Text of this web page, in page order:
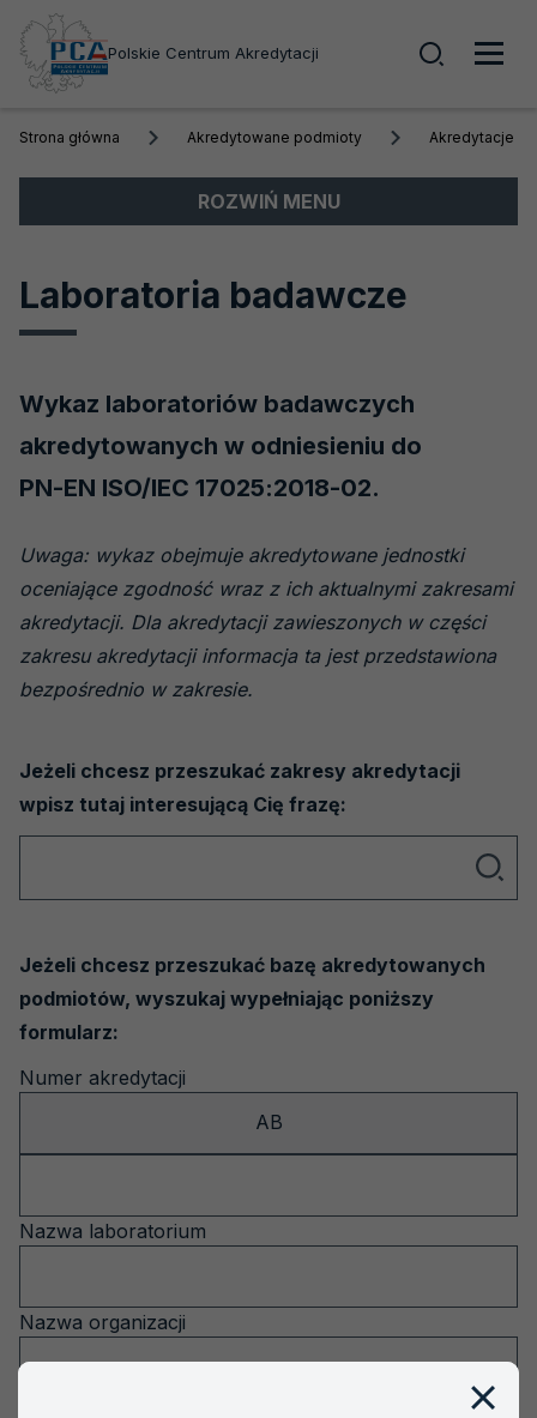
Polskie Centrum Akredytacji
Strona główna Akredytowane podmioty Akredytacje
ROZWIŃ MENU
Obszary akredytacji
Akredytacje aktywne
Biobanki
Laboratoria badawcze
Laboratoria medyczne
Laboratoria wzorcujące
Jednostki certyfikujące osoby
Jednostki certyfikujące systemy
zarządzania
usługi
Jednostki inspekcyjne
Organizatorzy badań biegłości
Weryfikatorzy EMAS
Laboratoria - badania pH gleby
Akredytacje nieaktywne
Akredytacja krok po kroku
PCA
Laboratoria badawcze
Wykaz laboratoriów badawczych
akredytowanych w odniesieniu do
PN-EN ISO/IEC 17025:2018-02.
Uwaga: wykaz obejmuje akredytowane jednostki
oceniające zgodność wraz z ich aktualnymi zakresami
akredytacji. Dla akredytacji zawieszonych w części
zakresu akredytacji informacja ta jest przedstawiona
bezpośrednio w zakresie.
Jeżeli chcesz przeszukać zakresy akredytacji
wpisz tutaj interesującą Cię frazę:
Jeżeli chcesz przeszukać bazę akredytowanych
podmiotów, wyszukaj wypełniając poniższy
formularz:
Numer akredytacji
AB
Numer
Nazwa laboratorium
Nazwa organizacji